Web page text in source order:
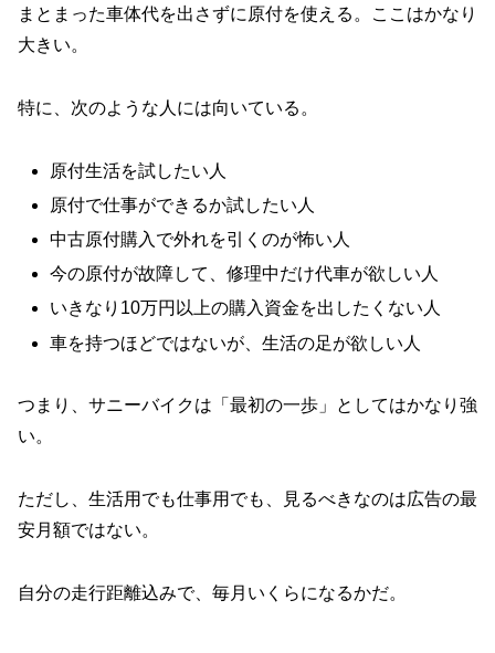
まとまった車体代を出さずに原付を使える。ここはかなり
大きい。
特に、次のような人には向いている。
原付生活を試したい人
原付で仕事ができるか試したい人
中古原付購入で外れを引くのが怖い人
今の原付が故障して、修理中だけ代車が欲しい人
いきなり10万円以上の購入資金を出したくない人
車を持つほどではないが、生活の足が欲しい人
つまり、サニーバイクは「最初の一歩」としてはかなり強
い。
ただし、生活用でも仕事用でも、見るべきなのは広告の最
安月額ではない。
自分の走行距離込みで、毎月いくらになるかだ。